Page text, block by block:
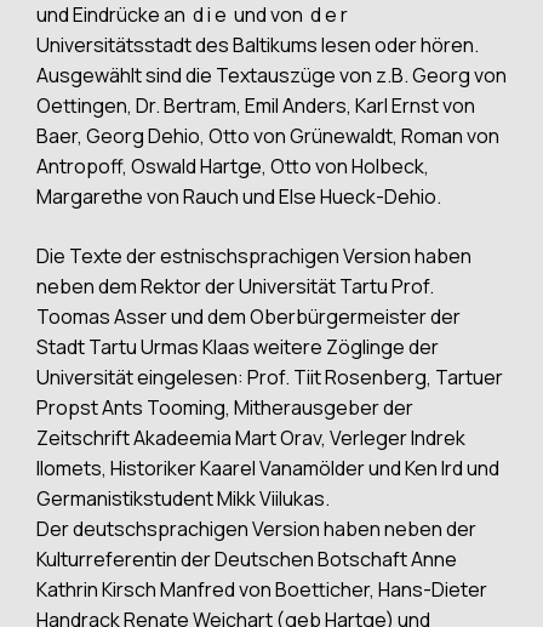
und Eindrücke an d i e und von d e r
Universitätsstadt des Baltikums lesen oder hören.
Ausgewählt sind die Textauszüge von z.B. Georg von
Oettingen, Dr. Bertram, Emil Anders, Karl Ernst von
Baer, Georg Dehio, Otto von Grünewaldt, Roman von
Antropoff, Oswald Hartge, Otto von Holbeck,
Margarethe von Rauch und Else Hueck-Dehio.
Die Texte der estnischsprachigen Version haben
neben dem Rektor der Universität Tartu Prof.
Toomas Asser und dem Oberbürgermeister der
Stadt Tartu Urmas Klaas weitere Zöglinge der
Universität eingelesen: Prof. Tiit Rosenberg, Tartuer
Propst Ants Tooming, Mitherausgeber der
Zeitschrift Akadeemia Mart Orav, Verleger Indrek
Ilomets, Historiker Kaarel Vanamölder und Ken Ird und
Germanistikstudent Mikk Viilukas.
Der deutschsprachigen Version haben neben der
Kulturreferentin der Deutschen Botschaft Anne
Kathrin Kirsch Manfred von Boetticher, Hans-Dieter
Handrack Renate Weichart (geb Hartge) und